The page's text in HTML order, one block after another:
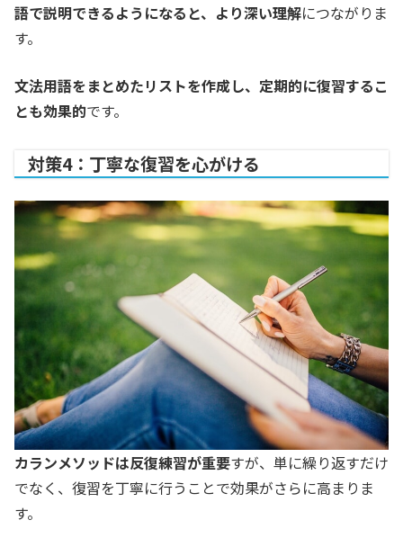
語で説明できるようになると、より深い理解につながりま
す。
文法用語をまとめたリストを作成し、定期的に復習するこ
とも効果的です。
対策4：丁寧な復習を心がける
カランメソッドは反復練習が重要すが、単に繰り返すだけ
でなく、復習を丁寧に行うことで効果がさらに高まりま
す。